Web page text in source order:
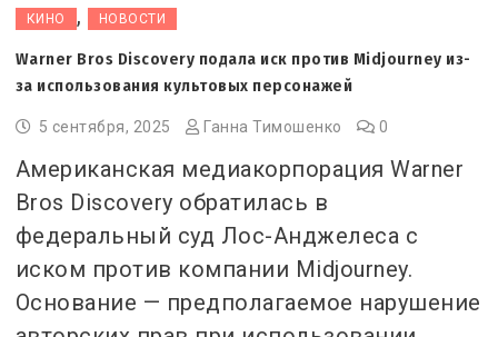
КИНО , НОВОСТИ
Warner Bros Discovery подала иск против Midjourney из-
за использования культовых персонажей
5 сентября, 2025 Ганна Тимошенко 0
Американская медиакорпорация Warner
Bros Discovery обратилась в
федеральный суд Лос-Анджелеса с
иском против компании Midjourney.
Основание — предполагаемое нарушение